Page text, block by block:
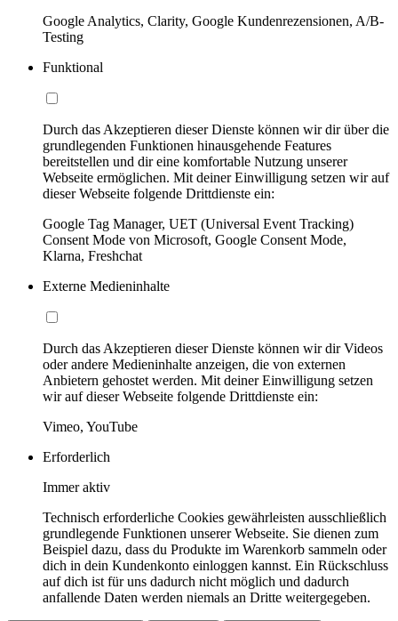
Google Analytics, Clarity, Google Kundenrezensionen, A/B-
Testing
Funktional
Durch das Akzeptieren dieser Dienste können wir dir über die
grundlegenden Funktionen hinausgehende Features
bereitstellen und dir eine komfortable Nutzung unserer
Webseite ermöglichen. Mit deiner Einwilligung setzen wir auf
dieser Webseite folgende Drittdienste ein:
Google Tag Manager, UET (Universal Event Tracking)
Consent Mode von Microsoft, Google Consent Mode,
Klarna, Freshchat
Externe Medieninhalte
Durch das Akzeptieren dieser Dienste können wir dir Videos
oder andere Medieninhalte anzeigen, die von externen
Anbietern gehostet werden. Mit deiner Einwilligung setzen
wir auf dieser Webseite folgende Drittdienste ein:
Vimeo, YouTube
Erforderlich
Immer aktiv
Technisch erforderliche Cookies gewährleisten ausschließlich
grundlegende Funktionen unserer Webseite. Sie dienen zum
Beispiel dazu, dass du Produkte im Warenkorb sammeln oder
dich in dein Kundenkonto einloggen kannst. Ein Rückschluss
auf dich ist für uns dadurch nicht möglich und dadurch
anfallende Daten werden niemals an Dritte weitergegeben.